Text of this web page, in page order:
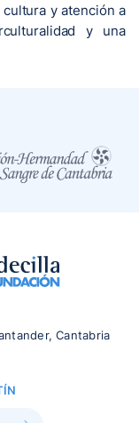
y atención a
y una
Cantabria